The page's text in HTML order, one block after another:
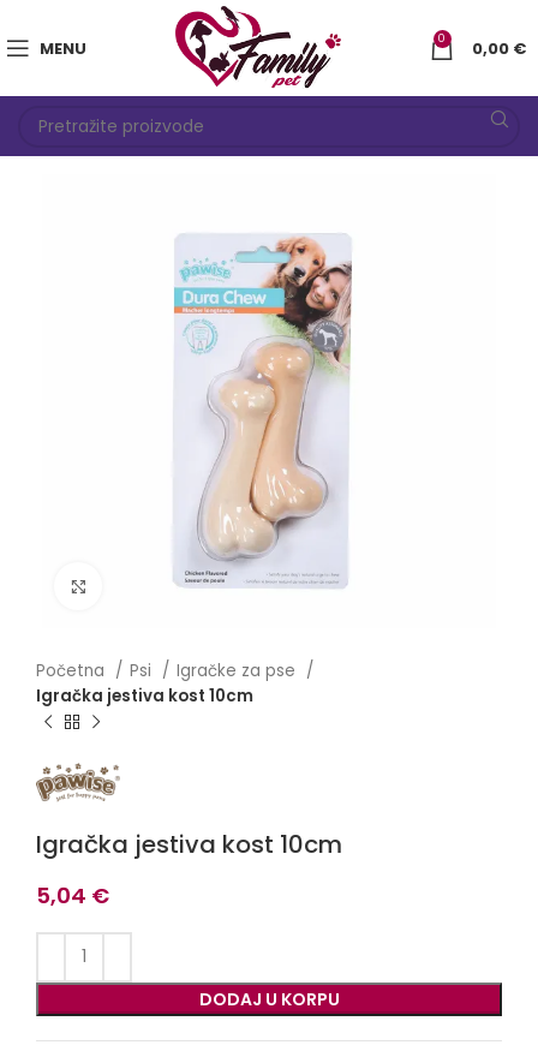
MENU 0 0,00 €
Click to enlarge
Početna Psi
Igračke za pse
Igračka jestiva kost 10cm
Igračka jestiva kost 10cm
5,04 €
DODAJ U KORPU